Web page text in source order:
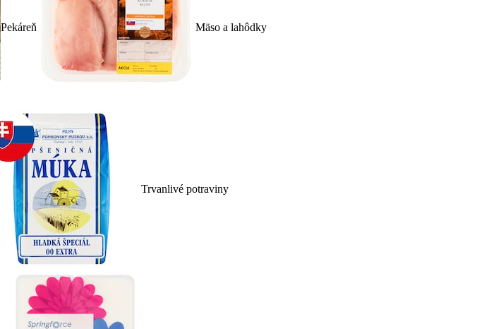
Pekáreň Mäso a lahôdky
Trvanlivé potraviny